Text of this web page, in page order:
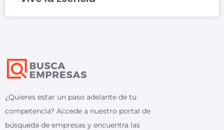
¿Quieres estar un paso adelante de tu
competencia? Accede a nuestro portal de
búsqueda de empresas y encuentra las